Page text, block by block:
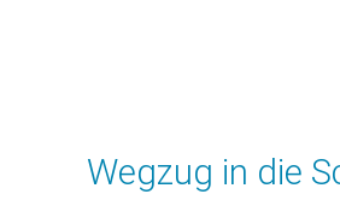
Wegzug in die